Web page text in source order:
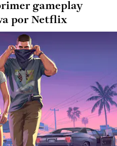
gameplay
por Netflix